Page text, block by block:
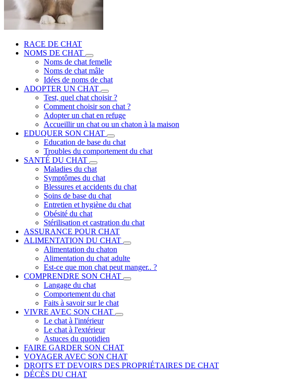
RACE DE CHAT
NOMS DE CHAT
Noms de chat femelle
Noms de chat mâle
Idées de noms de chat
ADOPTER UN CHAT
Test, quel chat choisir ?
Comment choisir son chat ?
Adopter un chat en refuge
Accueillir un chat ou un chaton à la maison
EDUQUER SON CHAT
Education de base du chat
Troubles du comportement du chat
SANTÉ DU CHAT
Maladies du chat
Symptômes du chat
Blessures et accidents du chat
Soins de base du chat
Entretien et hygiène du chat
Obésité du chat
Stérilisation et castration du chat
ASSURANCE POUR CHAT
ALIMENTATION DU CHAT
Alimentation du chaton
Alimentation du chat adulte
Est-ce que mon chat peut manger.. ?
COMPRENDRE SON CHAT
Langage du chat
Comportement du chat
Faits à savoir sur le chat
VIVRE AVEC SON CHAT
Le chat à l'intérieur
Le chat à l'extérieur
Astuces du quotidien
FAIRE GARDER SON CHAT
VOYAGER AVEC SON CHAT
DROITS ET DEVOIRS DES PROPRIÉTAIRES DE CHAT
DÉCÈS DU CHAT